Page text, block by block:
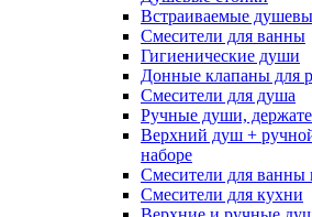
Встраиваемые
Смесители для ванны
Гигиенические души
Донные клапаны для
Смесители для душа
Ручные души,
Верхний душ +
наборе
Смесители для ванны
Смесители для кухни